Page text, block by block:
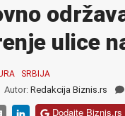
ulice
SRBIJA
Autor: Redakcija Biznis.rs
Dodajte Biznis.rs